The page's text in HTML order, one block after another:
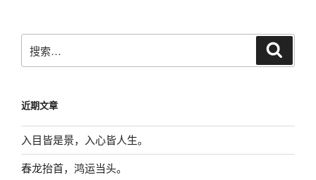
搜
索：
近期文章
入目皆是景，入心皆人生。
春龙抬首，鸿运当头。